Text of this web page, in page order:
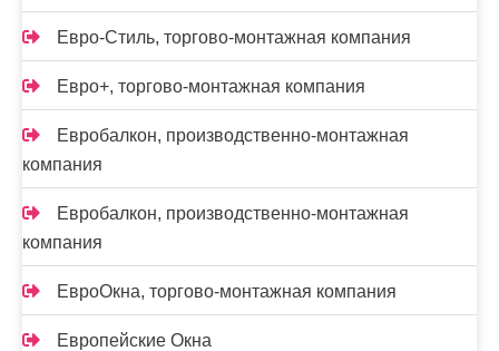
Евро-Стиль, торгово-монтажная компания
Евро+, торгово-монтажная компания
Евробалкон, производственно-монтажная
компания
Евробалкон, производственно-монтажная
компания
ЕвроОкна, торгово-монтажная компания
Европейские Окна